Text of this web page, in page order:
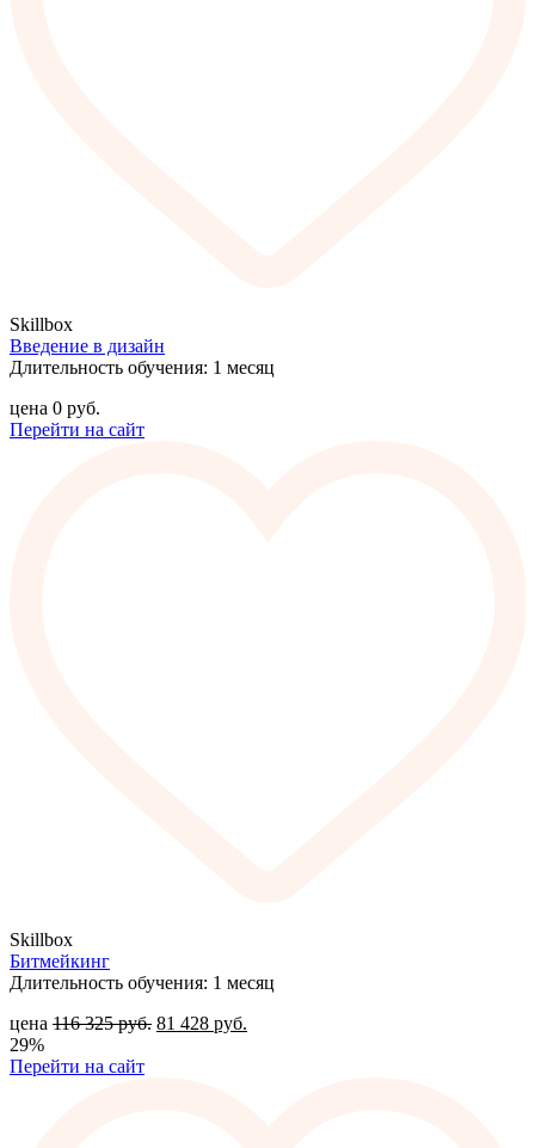
Skillbox
Введение в дизайн
Длительность обучения: 1 месяц
цена 0 руб.
Перейти на сайт
Skillbox
Битмейкинг
Длительность обучения: 1 месяц
цена 116 325руб. 81 428 руб.
29%
Перейти на сайт